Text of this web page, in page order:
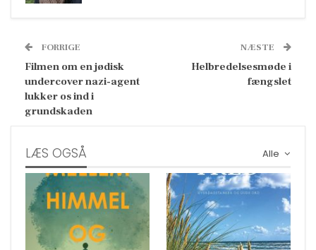
FORRIGE
Filmen om en jødisk
undercover nazi-agent
lukker os ind i
grundskaden
NÆSTE
Helbredelsesmøde i
fængslet
Alle
LÆS OGSÅ